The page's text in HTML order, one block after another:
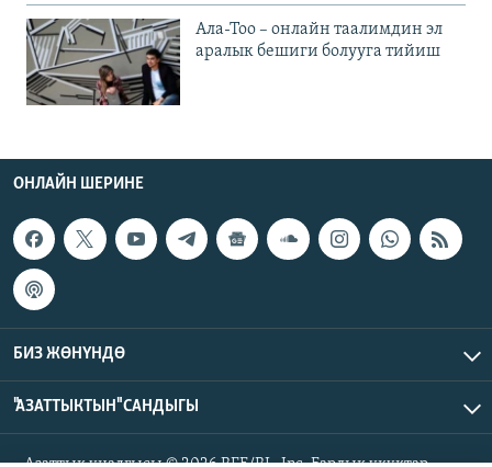
Ала-Тоо – онлайн таалимдин эл
аралык бешиги болууга тийиш
ОНЛАЙН ШЕРИНЕ
БИЗ ЖӨНҮНДӨ
"АЗАТТЫКТЫН" САНДЫГЫ